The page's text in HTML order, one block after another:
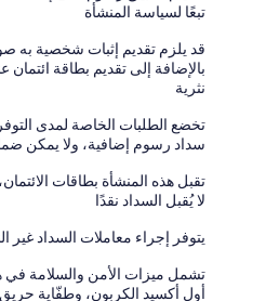
تبعًا لسياسة المنشأة
قد يلزم تقديم إثبات شخصية به
بالإضافة إلى تقديم بطاقة
نثرية
تخضع الطلبات الخاصة لمدى
سداد رسوم إضافية، ولا يمكن
تقبل هذه المنشأة بطاقات
لا يُقبل السداد نقدًا
يتوفر إجراء معاملات السداد غير
تشمل ميزات الأمن والسلامة في
أول أكسيد الكربون، وطفّاية